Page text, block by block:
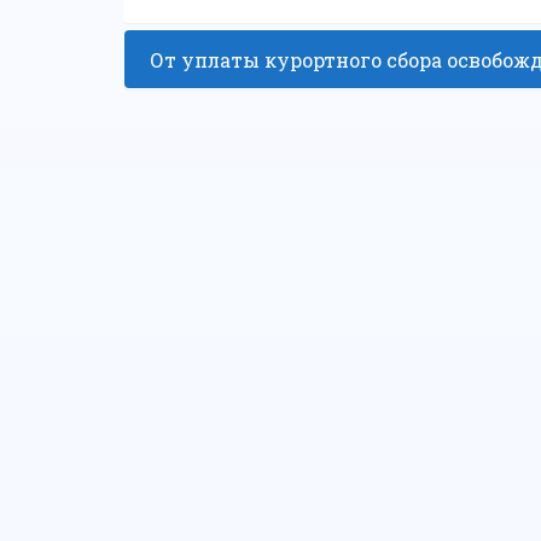
От уплаты курортного сбора